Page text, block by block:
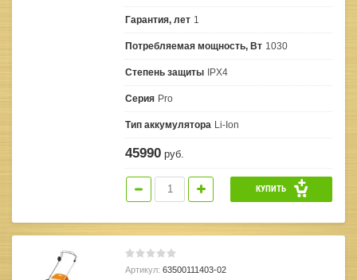
Гарантия, лет 1
Потребляемая мощность, Вт 1030
Степень защиты IPX4
Серия Pro
Тип аккумулятора Li-Ion
45990 руб.
КУПИТЬ
Артикул: 63500111403-02